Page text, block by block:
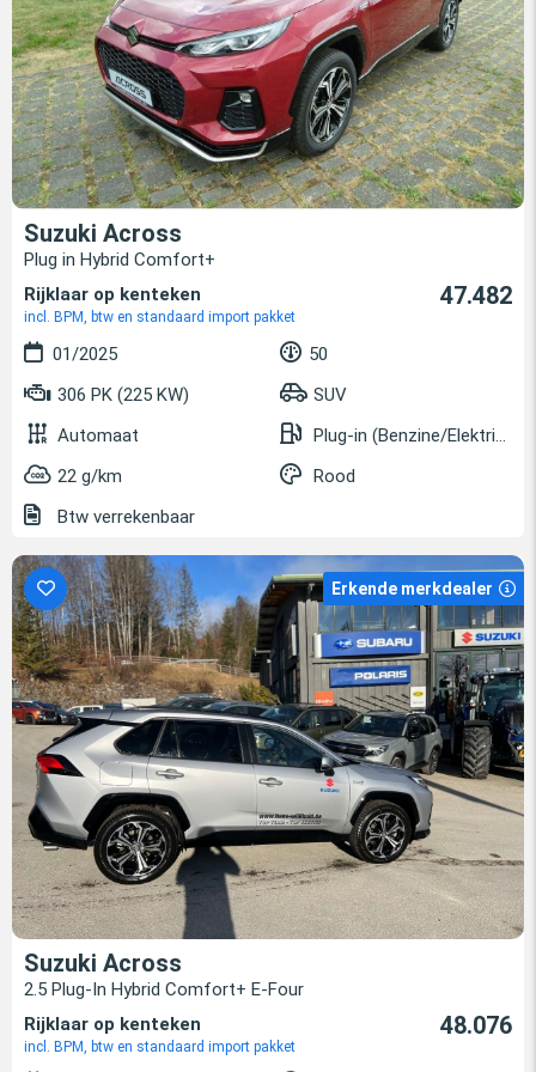
Suzuki Across
Plug in Hybrid Comfort+
Rijklaar op kenteken
incl. BPM, btw en standaard import pakket
47.482
01/2025
50
306 PK (225 KW)
SUV
Automaat
Plug-in (Benzine/Elektrisch)
22 g/km
Rood
Btw verrekenbaar
Erkende merkdealer
Suzuki Across
2.5 Plug-In Hybrid Comfort+ E-Four
Rijklaar op kenteken
incl. BPM, btw en standaard import pakket
48.076